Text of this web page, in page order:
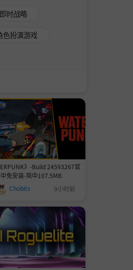
时战略
色扮演游戏
》-Build 24593267官
中免安装-简中107.5MB
Chobits
9小时前